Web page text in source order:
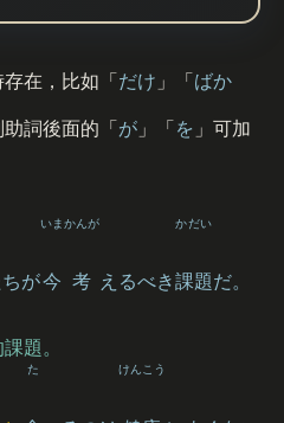
在，比如「 だけ 」「 ばか
助詞後面的「 が 」「 を 」可加
が今
いま
考
かんが
えるべき課題
かだい
だ。
題。
た けんこう